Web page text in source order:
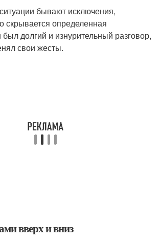
бывают исключения,
скрывается определенная
долгий и изнурительный разговор,
свои жесты.
вверх и вниз